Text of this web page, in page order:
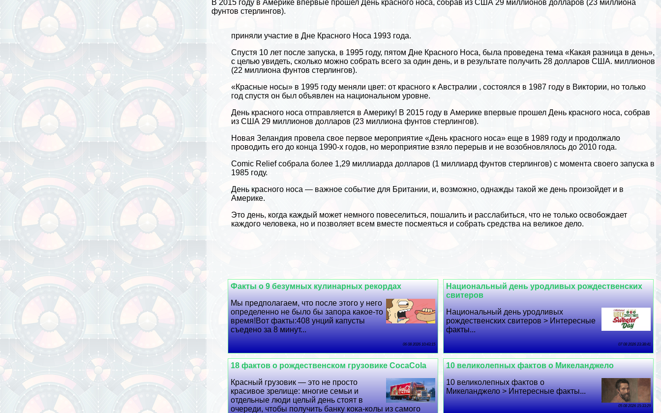
В 2015 году в Америке впервые прошел День красного носа, собрав из США 29 миллионов долларов (23 миллиона
фунтов стерлингов).
приняли участие в Дне Красного Носа 1993 года.
Спустя 10 лет после запуска, в 1995 году, пятом Дне Красного Носа, была проведена тема «Какая разница в день»,
с целью увидеть, сколько можно собрать всего за один день, и в результате получить 28 долларов США. миллионов
(22 миллиона фунтов стерлингов).
«Красные носы» в 1995 году меняли цвет: от красного кАвстралии , состоялся в 1987 году в Виктории, но только
год спустя он был объявлен на национальном уровне.
День красного носа отправляется в Америку! В 2015 году в Америке впервые прошел День красного носа, собрав
из США 29 миллионов долларов (23 миллиона фунтов стерлингов).
Новая Зеландия провела свое первое мероприятие «День красного носа» еще в 1989 году и продолжало
проводить его до конца 1990-х годов, но мероприятие взяло перерыв и не возобновлялось до 2010 года.
Comic Relief собрала более 1,29 миллиарда долларов (1 миллиард фунтов стерлингов) с момента своего запуска в
1985 году.
День красного носа — важное событие для Британии, и, возможно, однажды такой же день произойдет и в
Америке.
Это день, когда каждый может немного повеселиться, пошалить и расслабиться, что не только освобождает
каждого человека, но и позволяет всем вместе посмеяться и собрать средства на великое дело.
Национальный день уpoдливых рождественских
свитеров
Национальный день уpoдливых
рождественских свитеров > Интересные
факты...
07 08 2026 23:38:41
Факты о 9 безумных кулинарных рекордах
Мы предполагаем, что после этого у него
определенно не было бы запора какое-то
время!Вот факты:408 унций капусты
съедено за 8 минут...
06 08 2026 10:43:15
10 великолепных фактов о Микеланджело
10 великолепных фактов о
Микеланджело > Интересные факты...
05 08 2026 15:33:29
18 фактов о рождественском грузовике CocaCola
Красный грузовик — это не просто
красивое зрелище: многие семьи и
отдельные люди целый день стоят в
очереди, чтобы получить банку кока-колы из самого